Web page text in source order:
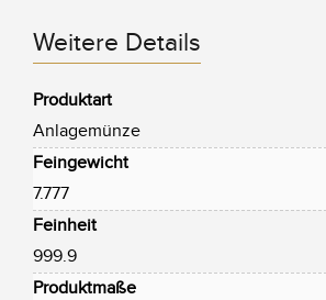
Weitere Details
Produktart
Anlagemünze
Feingewicht
7.777
Feinheit
999.9
Produktmaße